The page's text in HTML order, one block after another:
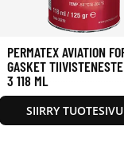
PERMATEX AVIATION
GASKET
3 118 ML
SIIRRY